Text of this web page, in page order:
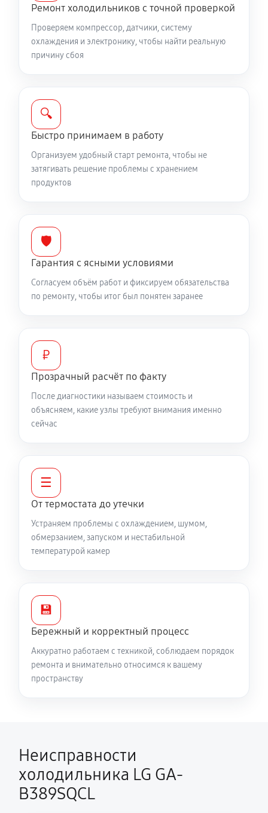
Ремонт холодильников с точной проверкой
Проверяем компрессор, датчики, систему
охлаждения и электронику, чтобы найти реальную
причину сбоя
🔍
Быстро принимаем в работу
Организуем удобный старт ремонта, чтобы не
затягивать решение проблемы с хранением
продуктов
🛡️
Гарантия с ясными условиями
Согласуем объём работ и фиксируем обязательства
по ремонту, чтобы итог был понятен заранее
₽
Прозрачный расчёт по факту
После диагностики называем стоимость и
объясняем, какие узлы требуют внимания именно
сейчас
☰
От термостата до утечки
Устраняем проблемы с охлаждением, шумом,
обмерзанием, запуском и нестабильной
температурой камер
💾
Бережный и корректный процесс
Аккуратно работаем с техникой, соблюдаем порядок
ремонта и внимательно относимся к вашему
пространству
Неисправности
холодильника LG GA-
B389SQCL